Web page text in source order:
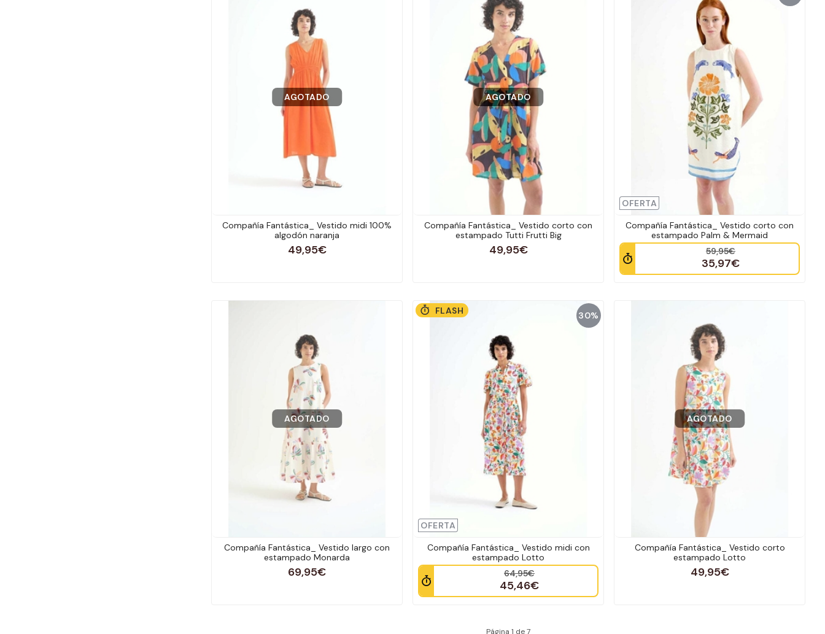
AGOTADO
Compañía Fantástica_ Vestido midi 100%
algodón naranja
49,95€
AGOTADO
Compañía Fantástica_ Vestido corto con
estampado Tutti Frutti Big
49,95€
OFERTA
Compañía Fantástica_ Vestido corto con
estampado Palm & Mermaid
59,95€
35,97€
AGOTADO
Compañía Fantástica_ Vestido largo con
estampado Monarda
69,95€
30%
OFERTA
FLASH
Compañía Fantástica_ Vestido midi con
estampado Lotto
64,95€
45,46€
AGOTADO
Compañía Fantástica_ Vestido corto
estampado Lotto
49,95€
Página 1 de 7